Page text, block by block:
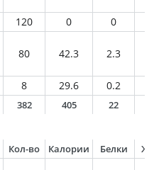
120 0 0
80 42.3 2.3
8 29.6 0.2
382 405 22
Кол-во Калории Белки